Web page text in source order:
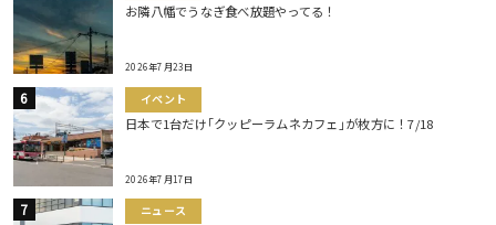
お隣八幡でうなぎ食べ放題やってる！
2026年7月23日
イベント
日本で1台だけ｢クッピーラムネカフェ｣が枚方に！7/18
2026年7月17日
ニュース